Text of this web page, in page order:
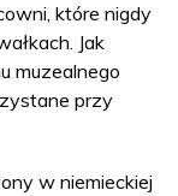
które nigdy
Jak
muzealnego
przy
w niemieckiej